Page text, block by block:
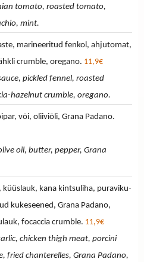
tomato, roasted tomato,
mint.
marineeritud fenkol, ahjutomat,
crumble, oregano. 11,9€
pickled fennel, roasted
hazelnut crumble, oregano.
või, oliiviõli, Grana Padano.
oil, butter, pepper, Grana
kana kintsuliha, puraviku-
kukeseened, Grana Padano,
focaccia crumble. 11,9€
chicken thigh meat, porcini
fried chanterelles, Grana Padano,